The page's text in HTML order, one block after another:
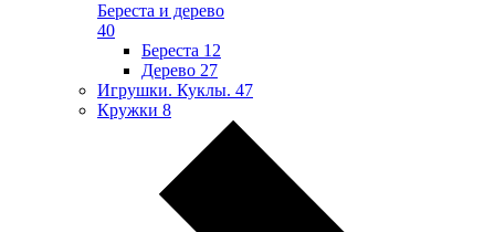
Береста и дерево
40
Береста 12
Дерево 27
Игрушки. Куклы. 47
Кружки 8